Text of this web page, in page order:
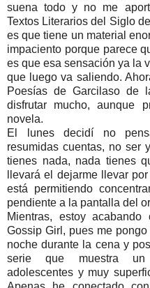
suena todo y no me
Textos Literarios del Siglo
es que tiene un material
impaciento porque parece
es que esa sensación ya la
que luego va saliendo.
Poesías de Garcilaso
disfrutar mucho, aunque
novela.
El lunes decidí no
resumidas cuentas, no ser
tienes nada, nada tienes
llevará el dejarme llevar
está permitiendo
pendiente a la pantalla del
Mientras, estoy
Gossip Girl, pues me
noche durante la cena y
serie que muestra un
adolescentes y muy